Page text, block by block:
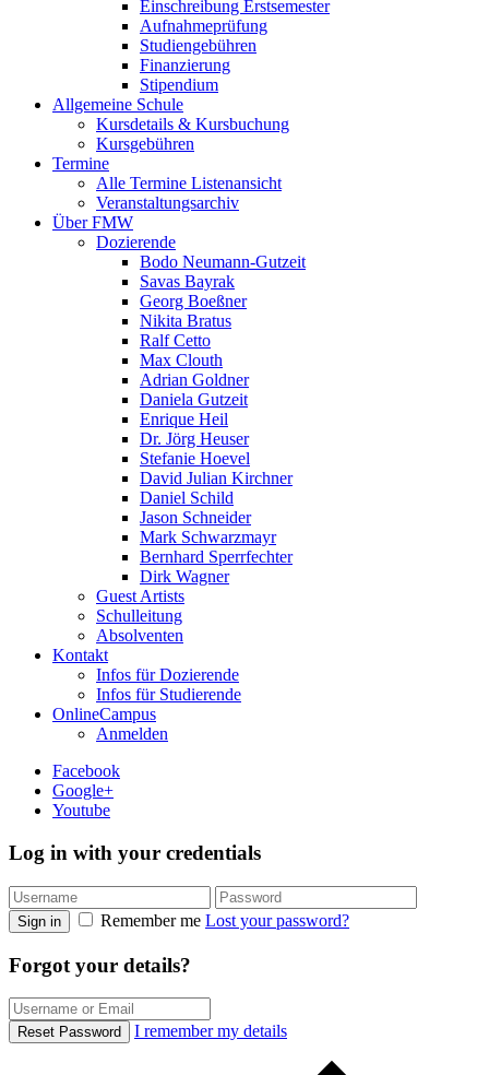
Einschreibung Erstsemester
Aufnahmeprüfung
Studiengebühren
Finanzierung
Stipendium
Allgemeine Schule
Kursdetails & Kursbuchung
Kursgebühren
Termine
Alle Termine Listenansicht
Veranstaltungsarchiv
Über FMW
Dozierende
Bodo Neumann-Gutzeit
Savas Bayrak
Georg Boeßner
Nikita Bratus
Ralf Cetto
Max Clouth
Adrian Goldner
Daniela Gutzeit
Enrique Heil
Dr. Jörg Heuser
Stefanie Hoevel
David Julian Kirchner
Daniel Schild
Jason Schneider
Mark Schwarzmayr
Bernhard Sperrfechter
Dirk Wagner
Guest Artists
Schulleitung
Absolventen
Kontakt
Infos für Dozierende
Infos für Studierende
OnlineCampus
Anmelden
Facebook
Google+
Youtube
Log in with your credentials
Sign in Remember me Lost your password?
Forgot your details?
Reset Password I remember my details